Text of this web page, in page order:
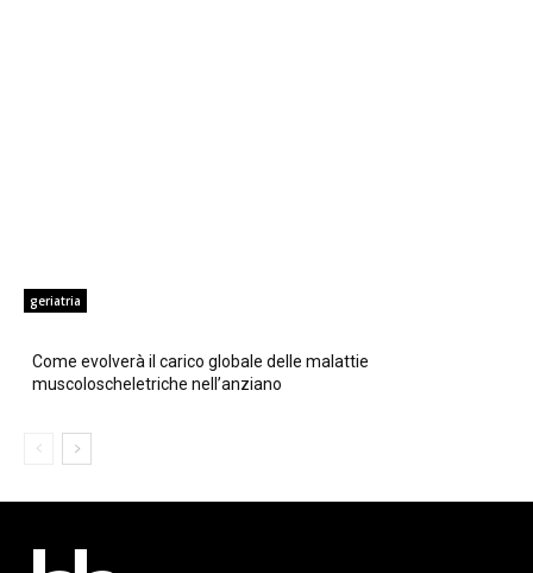
geriatria
Come evolverà il carico globale delle malattie
muscoloscheletriche nell’anziano